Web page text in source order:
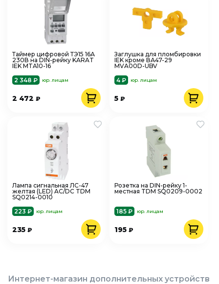
Таймер цифровой ТЭ15 16А
230В на DIN-рейку KARAT
IEK MTA10-16
2 348 ₽
юр. лицам
2 472 ₽
Заглушка для пломбировки
IEK кроме ВА47-29
MVA00D-UBV
4 ₽
юр. лицам
5₽
Лампа сигнальная ЛС-47
желтая (LED) AC/DC TDM
SQ0214-0010
223 ₽
юр. лицам
235 ₽
Розетка на DIN-рейку 1-
местная TDM SQ0209-0002
185 ₽ юр. лицам
195₽
Интернет-магазин дополнительных устройств